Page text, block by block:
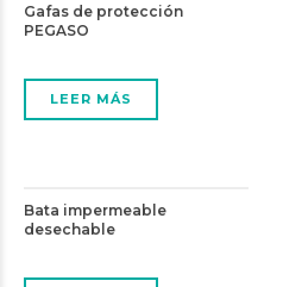
Gafas de protección
PEGASO
LEER MÁS
Bata impermeable
desechable